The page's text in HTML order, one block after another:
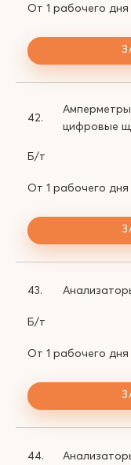
От 1 рабочего дня
42.
цифровые
Б/т
От 1 рабочего дня
43.
Б/т
От 1 рабочего дня
44.